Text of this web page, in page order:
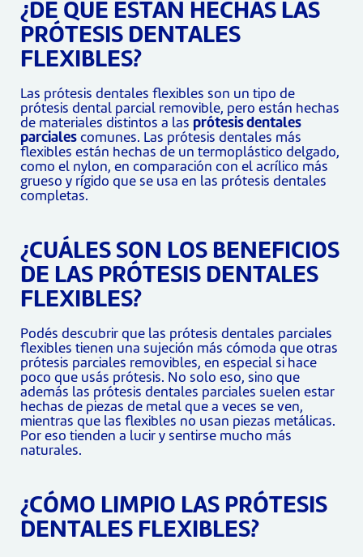
¿DE QUÉ ESTÁN HECHAS LAS
PRÓTESIS DENTALES
FLEXIBLES?
Las prótesis dentales flexibles son un tipo de
prótesis dental parcial removible, pero están hechas
de materiales distintos a las prótesis dentales
parciales comunes. Las prótesis dentales más
flexibles están hechas de un termoplástico delgado,
como el nylon, en comparación con el acrílico más
grueso y rígido que se usa en las prótesis dentales
completas.
¿CUÁLES SON LOS BENEFICIOS
DE LAS PRÓTESIS DENTALES
FLEXIBLES?
Podés descubrir que las prótesis dentales parciales
flexibles tienen una sujeción más cómoda que otras
prótesis parciales removibles, en especial si hace
poco que usás prótesis. No solo eso, sino que
además las prótesis dentales parciales suelen estar
hechas de piezas de metal que a veces se ven,
mientras que las flexibles no usan piezas metálicas.
Por eso tienden a lucir y sentirse mucho más
naturales.
¿CÓMO LIMPIO LAS PRÓTESIS
DENTALES FLEXIBLES?